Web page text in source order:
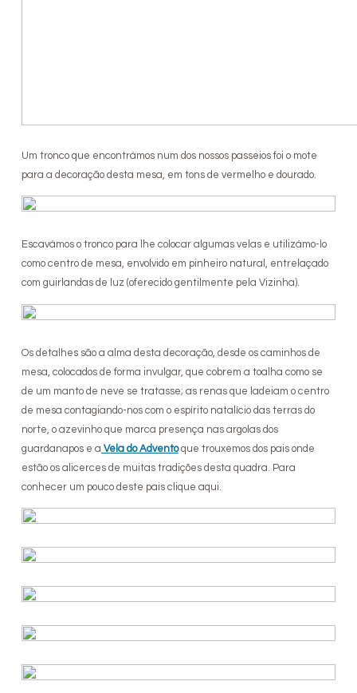
Um tronco que encontrámos num dos nossos passeios foi o mote
para a decoração desta mesa, em tons de vermelho e dourado.
Escavámos o tronco para lhe colocar algumas velas e utilizámo-lo
como centro de mesa, envolvido em pinheiro natural, entrelaçado
com guirlandas de luz (oferecido gentilmente pela Vizinha).
Os detalhes são a alma desta decoração, desde os caminhos de
mesa, colocados de forma invulgar, que cobrem a toalha como se
de um manto de neve se tratasse; as renas que ladeiam o centro
de mesa contagiando-nos com o espírito natalício das terras do
norte, o azevinho que marca presença nas argolas dos
guardanapos e a Vela do Adventoque trouxemos dos pais onde
estão os alicerces de muitas tradições desta quadra. Para
conhecer um pouco deste pais clique aqui.